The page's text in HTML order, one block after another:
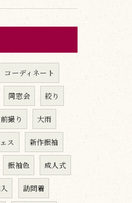
コーディネート
同窓会 絞り
前撮り 大雨
ス 新作振袖
振袖色 成人式
訪問着